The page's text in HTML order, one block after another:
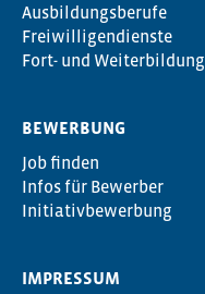
Ausbildungsberufe
Freiwilligendienste
Fort- und Weiterbildung
BEWERBUNG
Job finden
Infos für Bewerber
Initiativbewerbung
IMPRESSUM